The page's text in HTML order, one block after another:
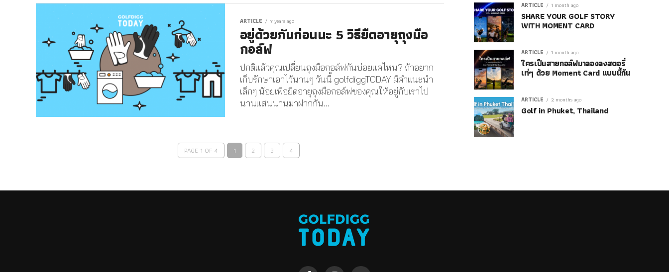
ARTICLE 7 years ago
อยู่ด้วยกันก่อนนะ 5 วิธียืดอายุถุงมือ
กอล์ฟ
ปกติแล้วคุณเปลี่ยนถุงมือกอล์ฟกันบ่อยแค่ไหน? ถ้าอยาก
เก็บรักษาเอาไว้นานๆ วันนี้ golfdiggTODAY มีคำแนะนำ
เล็กๆ น้อยเพื่อยืดอายุถุงมือกอล์ฟของคุณให้อยู่กับเราไป
นานแสนนานมาฝากกัน...
PAGE 1 OF 4 1 2 3 4
ARTICLE 1 month ago
SHARE YOUR GOLF STORY
WITH MOMENT CARD
ARTICLE 1 month ago
ใครเป็นสายกอล์ฟมาลองลงสตอรี่
เท่ๆ ด้วย Moment Card แบบนี้กัน
ARTICLE 2 months ago
Golf in Phuket, Thailand